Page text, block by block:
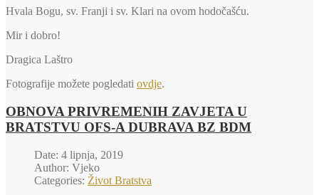
Hvala Bogu, sv. Franji i sv. Klari na ovom hodočašću.
Mir i dobro!
Dragica Laštro
Fotografije možete pogledati ovdje.
OBNOVA PRIVREMENIH ZAVJETA U
BRATSTVU OFS-A DUBRAVA BZ BDM
Date: 4 lipnja, 2019
Author: Vjeko
Categories: Život Bratstva